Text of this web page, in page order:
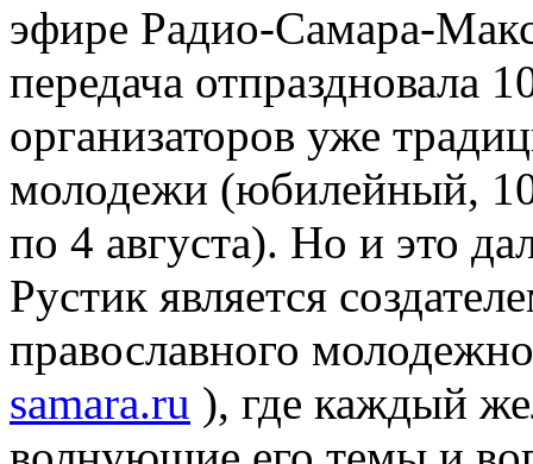
эфире Радио-Самара-
передача отпраздновала
организаторов уже
молодежи (юбилейный,
по 4 августа). Но и это
Рустик является
православного
samara.ru ), где каждый